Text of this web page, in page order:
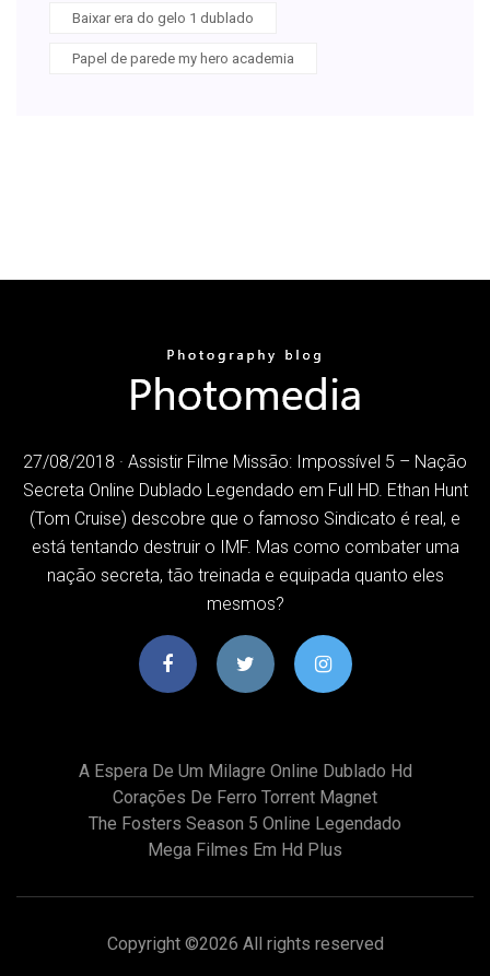
Baixar era do gelo 1 dublado
Papel de parede my hero academia
27/08/2018 · Assistir Filme Missão: Impossível 5 – Nação
Secreta Online Dublado Legendado em Full HD. Ethan Hunt
(Tom Cruise) descobre que o famoso Sindicato é real, e
está tentando destruir o IMF. Mas como combater uma
nação secreta, tão treinada e equipada quanto eles
mesmos?
A Espera De Um Milagre Online Dublado Hd
Corações De Ferro Torrent Magnet
The Fosters Season 5 Online Legendado
Mega Filmes Em Hd Plus
Copyright ©2026 All rights reserved